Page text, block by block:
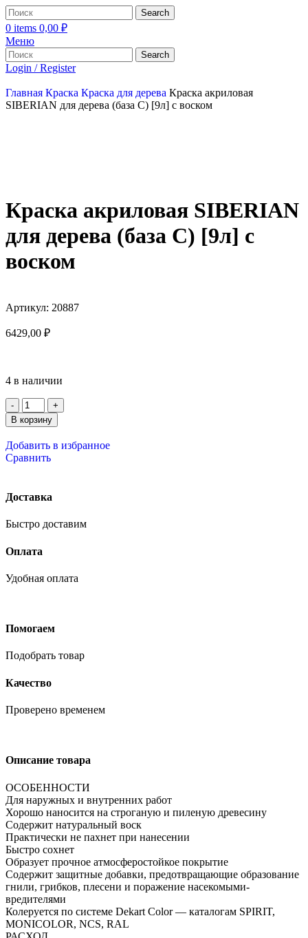
Search
0 items 0,00 ₽
Меню
Search
Login / Register
Главная Краска Краска для дерева Краска акриловая
SIBERIAN для дерева (база С) [9л] с воском
Краска акриловая SIBERIAN
для дерева (база С) [9л] с
воском
Артикул: 20887
6429,00 ₽
4 в наличии
В корзину
Добавить в избранное
Сравнить
Доставка
Быстро доставим
Оплата
Удобная оплата
Помогаем
Подобрать товар
Качество
Проверено временем
Описание товара
ОСОБЕННОСТИ
Для наружных и внутренних работ
Хорошо наносится на строганую и пиленую древесину
Содержит натуральный воск
Практически не пахнет при нанесении
Быстро сохнет
Образует прочное атмосферостойкое покрытие
Содержит защитные добавки, предотвращающие образование
гнили, грибков, плесени и поражение насекомыми-
вредителями
Колеруется по системе Dekart Color — каталогам SPIRIT,
MONICOLOR, NCS, RAL